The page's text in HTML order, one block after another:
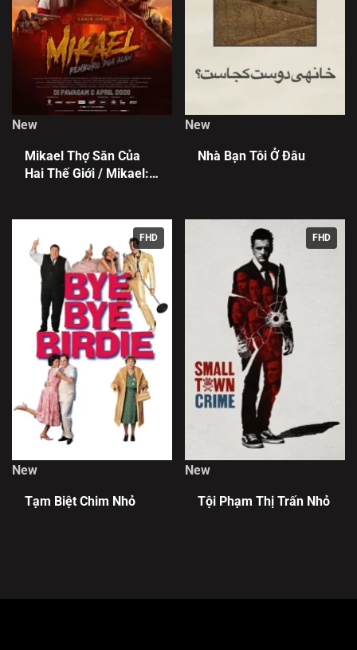
New
Mikael Thợ Săn Của
Hai Thế Giới / Mikael:
New
Nhà Bạn Tôi Ở Đâu
FHD
New
Tạm Biệt Chim Nhỏ
FHD
New
Tội Phạm Thị Trấn Nhỏ